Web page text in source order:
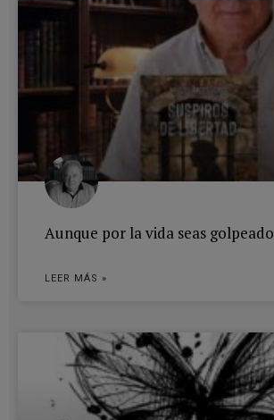
Aunque por la vida seas golpeado
LEER MÁS »